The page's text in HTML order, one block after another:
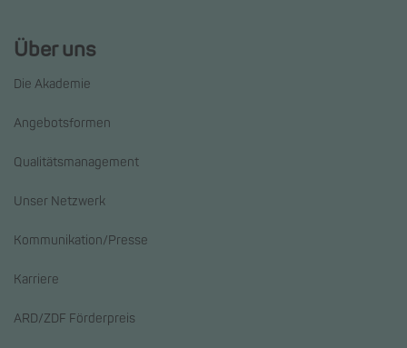
Über uns
Die Akademie
Angebotsformen
Qualitätsmanagement
Unser Netzwerk
Kommunikation/Presse
Karriere
ARD/ZDF Förderpreis